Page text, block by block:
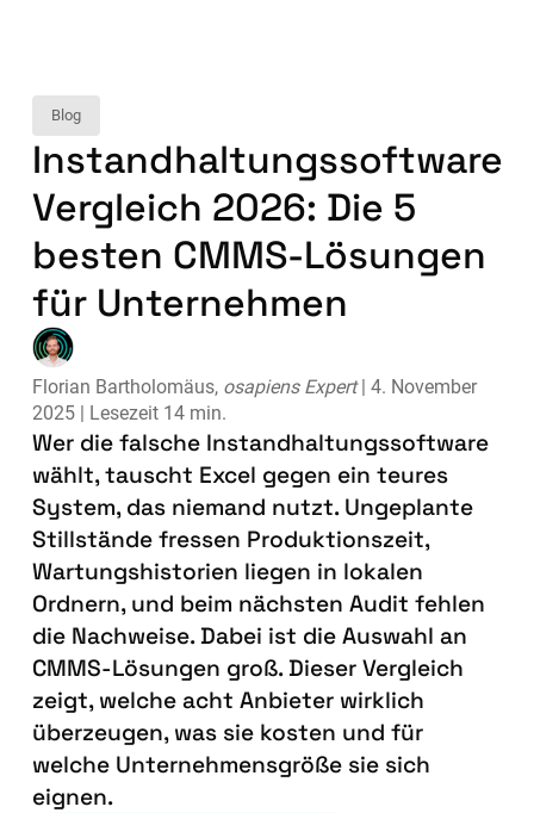
Blog
Instandhaltungssoftware
Vergleich 2026: Die 5
besten CMMS-Lösungen
für Unternehmen
Florian Bartholomäus, osapiens Expert| 4. November
2025 | Lesezeit 14 min.
Wer die falsche Instandhaltungssoftware
wählt, tauscht Excel gegen ein teures
System, das niemand nutzt. Ungeplante
Stillstände fressen Produktionszeit,
Wartungshistorien liegen in lokalen
Ordnern, und beim nächsten Audit fehlen
die Nachweise. Dabei ist die Auswahl an
CMMS-Lösungen groß. Dieser Vergleich
zeigt, welche acht Anbieter wirklich
überzeugen, was sie kosten und für
welche Unternehmensgröße sie sich
eignen.